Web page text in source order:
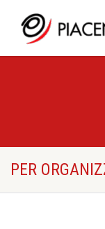
PER